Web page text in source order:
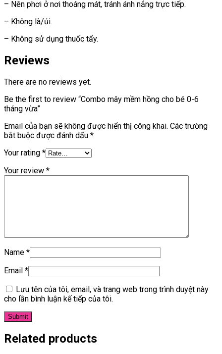
– Nên phơi ở nơi thoáng mát, tránh ánh nắng trực tiếp.
– Không là/ủi.
– Không sử dụng thuốc tẩy.
Reviews
There are no reviews yet.
Be the first to review “Combo mây mềm hồng cho bé 0-6
tháng vừa”
Email của bạn sẽ không được hiển thị công khai. Các trường
bắt buộc được đánh dấu *
Your rating *
Your review *
Name *
Email *
Lưu tên của tôi, email, và trang web trong trình duyệt này
cho lần bình luận kế tiếp của tôi.
Related products